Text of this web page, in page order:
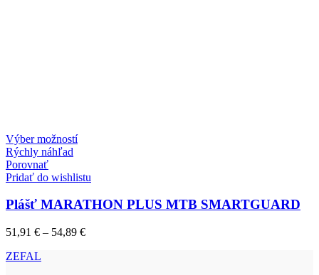
Výber možnostíTento
viacero
Možnosti
môžete
Rýchly náhľad
Porovnať
Pridať do wishlistu
Plášť MARATHON PLUS MTB SMARTGUARD
51,91 € – 54,89 €Price
ZEFAL